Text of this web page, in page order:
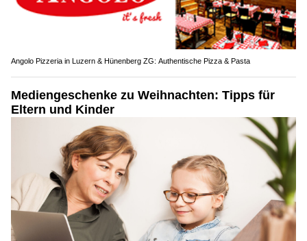
Angolo Pizzeria in Luzern & Hünenberg ZG: Authentische Pizza & Pasta
Mediengeschenke zu Weihnachten: Tipps für
Eltern und Kinder